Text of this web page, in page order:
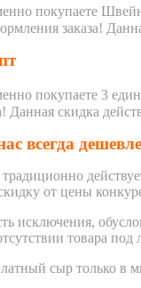
покупаете
заказа!
покупаете 3
Данная скидка
всегда
от цены
исключения,
товара
сыр только в